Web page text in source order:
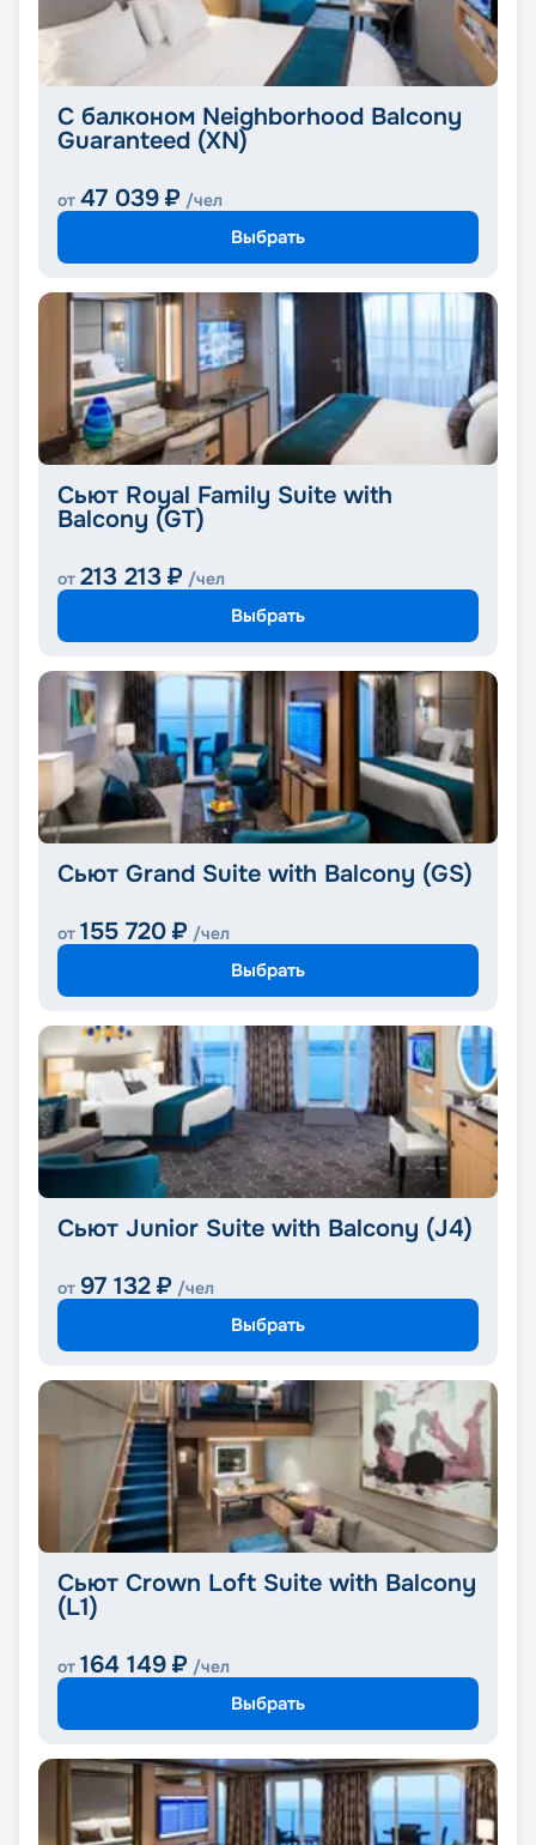
С балконом Neighborhood Balcony
Guaranteed (XN)
от 47 039 ₽ /чел
Выбрать
Сьют Royal Family Suite with
Balcony (GT)
от 213 213 ₽ /чел
Выбрать
Сьют Grand Suite with Balcony (GS)
от 155 720 ₽ /чел
Выбрать
Сьют Junior Suite with Balcony (J4)
от 97 132 ₽ /чел
Выбрать
Сьют Crown Loft Suite with Balcony
(L1)
от 164 149 ₽ /чел
Выбрать